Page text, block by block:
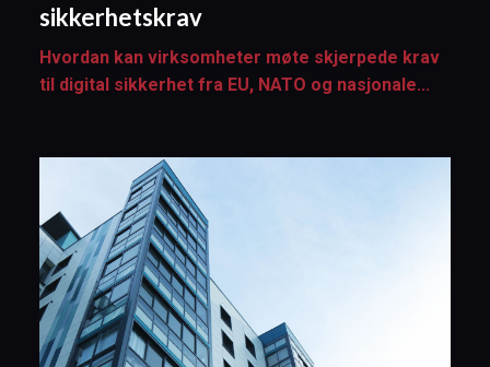
sikkerhetskrav
Hvordan kan virksomheter møte skjerpede krav
til digital sikkerhet fra EU, NATO og nasjonale...